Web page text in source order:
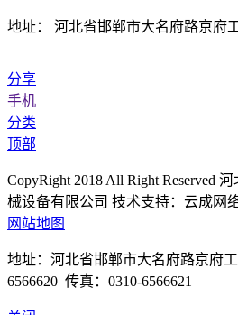
地址： 河北省邯郸市大名府路京府
分享
手机
分类
顶部
CopyRight 2018 All Right Reserved
械设备有限公司 技术支持：云成网
网站地图
地址：河北省邯郸市大名府路京府
6566620 传真：0310-6566621